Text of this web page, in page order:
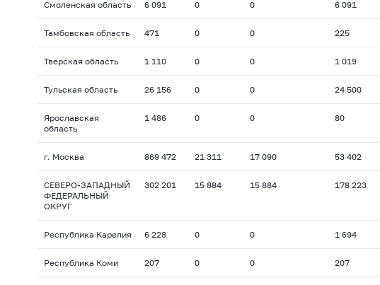
Смоленская область 6 091 0 0 6 091
Тамбовская область 471 0 0 225
Тверская область 1 110 0 0 1 019
Тульская область 26 156 0 0 24 500
Ярославская
область
1 486 0 0 80
г. Москва 869 472 21 311 17 090 53 402
СЕВЕРО-ЗАПАДНЫЙ
ФЕДЕРАЛЬНЫЙ
ОКРУГ
302 201 15 884 15 884 178 223
Республика Карелия 6 228 0 0 1 694
Республика Коми 207 0 0 207